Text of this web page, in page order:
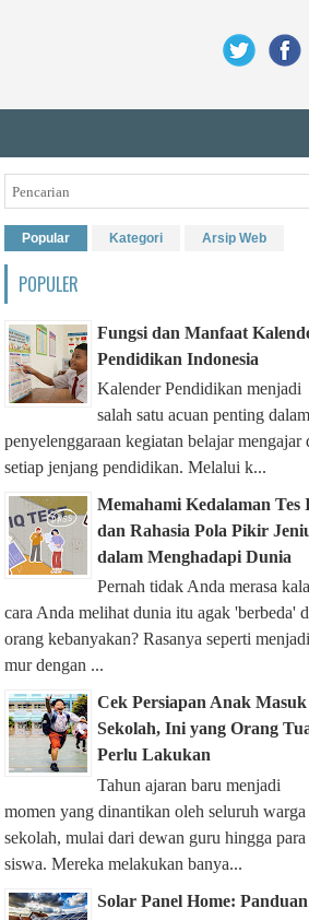
Popular Kategori Arsip Web
POPULER
Fungsi dan Manfaat
Pendidikan Indonesia
Kalender Pendidikan menjadi
salah satu acuan penting dalam
penyelenggaraan kegiatan belajar mengajar
setiap jenjang pendidikan. Melalui k...
Memahami Kedalaman Tes
dan Rahasia Pola Pikir
dalam Menghadapi Dunia
Pernah tidak Anda merasa
cara Anda melihat dunia itu agak 'berbeda'
orang kebanyakan? Rasanya seperti menjadi
mur dengan ...
Cek Persiapan Anak Masuk
Sekolah, Ini yang Orang
Perlu Lakukan
Tahun ajaran baru menjadi
momen yang dinantikan oleh seluruh warga
sekolah, mulai dari dewan guru hingga para
siswa. Mereka melakukan banya...
Solar Panel Home: Panduan